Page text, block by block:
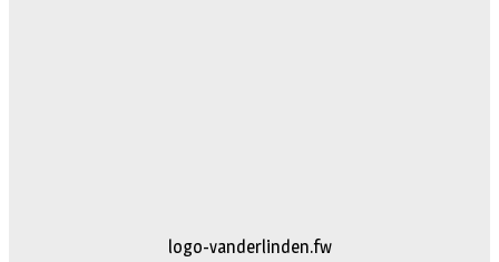
logo-vanderlinden.fw